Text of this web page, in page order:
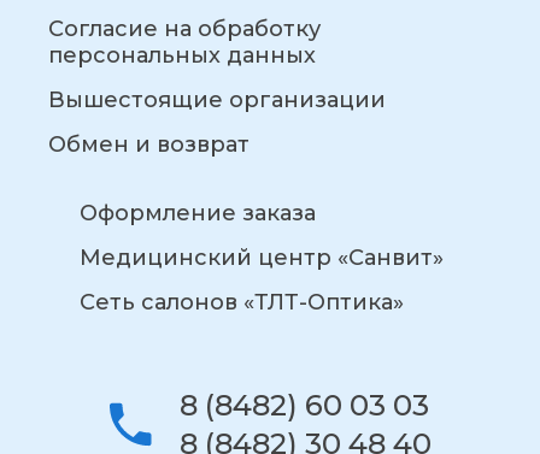
Согласие на обработку
персональных данных
Вышестоящие организации
Обмен и возврат
Оформление заказа
Медицинский центр «Санвит»
Сеть салонов «ТЛТ-Оптика»
8 (8482) 60 03 03
8 (8482) 30 48 40